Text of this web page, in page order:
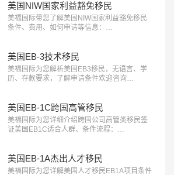
美国NIW国家利益豁免移民
美福国际带您了解美国NIW国家利益豁免移民
条件、费用、如何申请等信息：
美国EB-3技术移民
美福国际为您解析美国EB3移民，无语言、学
历、存款要求，了解申请条件欢迎咨询
美国EB-1C跨国高管移民
美福国际为您详细介绍跨国公司高管类移民签
证美国EB1C适合人群、条件流程：
美国EB-1A杰出人才移民
美福国际为您详解美国人才移民EB1A项目条件